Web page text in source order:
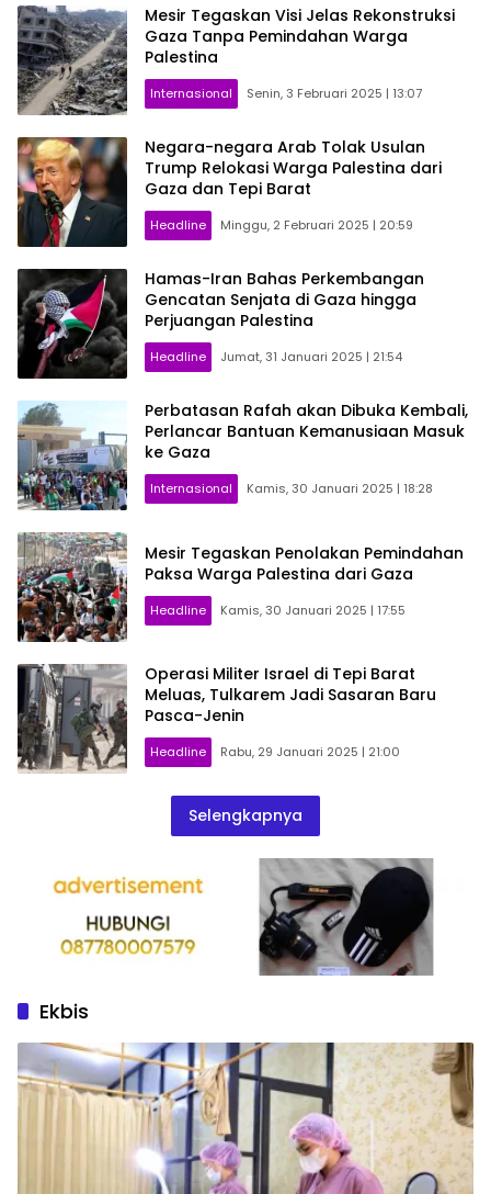
Mesir Tegaskan Visi Jelas Rekonstruksi
Gaza Tanpa Pemindahan Warga
Palestina
Internasional Senin, 3 Februari 2025 | 13:07
Negara-negara Arab Tolak Usulan
Trump Relokasi Warga Palestina dari
Gaza dan Tepi Barat
Headline Minggu, 2 Februari 2025 | 20:59
Hamas-Iran Bahas Perkembangan
Gencatan Senjata di Gaza hingga
Perjuangan Palestina
Headline Jumat, 31 Januari 2025 | 21:54
Perbatasan Rafah akan Dibuka Kembali,
Perlancar Bantuan Kemanusiaan Masuk
ke Gaza
Internasional Kamis, 30 Januari 2025 | 18:28
Mesir Tegaskan Penolakan Pemindahan
Paksa Warga Palestina dari Gaza
Headline Kamis, 30 Januari 2025 | 17:55
Operasi Militer Israel di Tepi Barat
Meluas, Tulkarem Jadi Sasaran Baru
Pasca-Jenin
Headline Rabu, 29 Januari 2025 | 21:00
Selengkapnya
Ekbis